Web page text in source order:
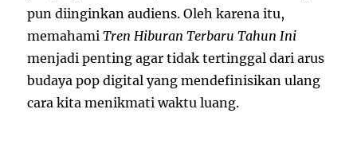
pun diinginkan audiens. Oleh karena itu,
memahamiTren Hiburan Terbaru Tahun Ini
menjadi penting agar tidak tertinggal dari arus
budaya pop digital yang mendefinisikan ulang
cara kita menikmati waktu luang.